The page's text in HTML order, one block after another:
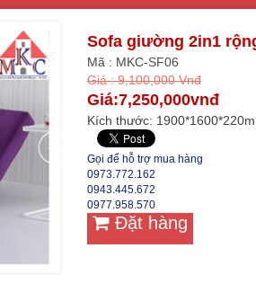
Sofa giường 2in1
Mã : MKC-SF06
Giá : 9,100,000 Vnđ
Giá:7,250,000vnđ
Kích thước:
Gọi để hỗ trợ mua hàng
0973.772.162
0943.445.672
0977.958.570
Đặt hàng